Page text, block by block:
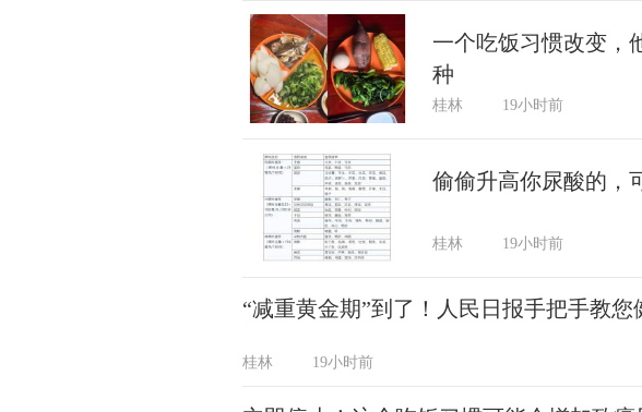
一个吃饭习惯改变，
种
桂林 19小时前
偷偷升高你尿酸的，
桂林 19小时前
“减重黄金期”到了！人民日报手把手教您
桂林 19小时前